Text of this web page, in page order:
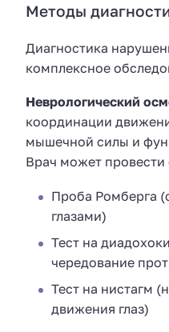
Методы
Диагностика
комплексное
Неврологический
координации
мышечной силы и
Врач может
Проба Ромберга
глазами)
Тест на
чередование
Тест на нистагм
движения глаз)